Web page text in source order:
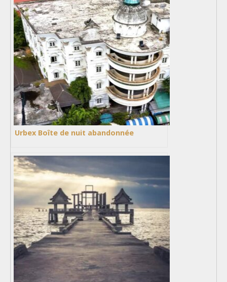
Urbex Boîte de nuit abandonnée